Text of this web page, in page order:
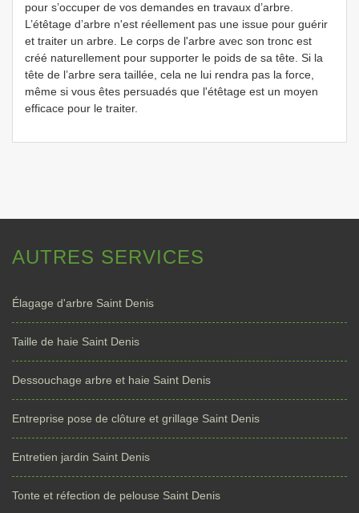
pour s’occuper de vos demandes en travaux d’arbre.
L’étêtage d’arbre n'est réellement pas une issue pour guérir
et traiter un arbre. Le corps de l'arbre avec son tronc est
créé naturellement pour supporter le poids de sa tête. Si la
tête de l’arbre sera taillée, cela ne lui rendra pas la force,
même si vous êtes persuadés que l'étêtage est un moyen
efficace pour le traiter.
AUTRES SERVICES
Élagage d'arbre Saint Denis
Taille de haie Saint Denis
Dessouchage arbre et haie Saint Denis
Entreprise pose de clôture et grillage Saint Denis
Entretien jardin Saint Denis
Tonte et réfection de pelouse Saint Denis